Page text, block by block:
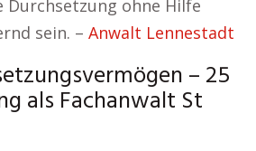
Durchsetzung ohne Hilfe
sein. – Anwalt Lennestadt
– 25
als Fachanwalt St